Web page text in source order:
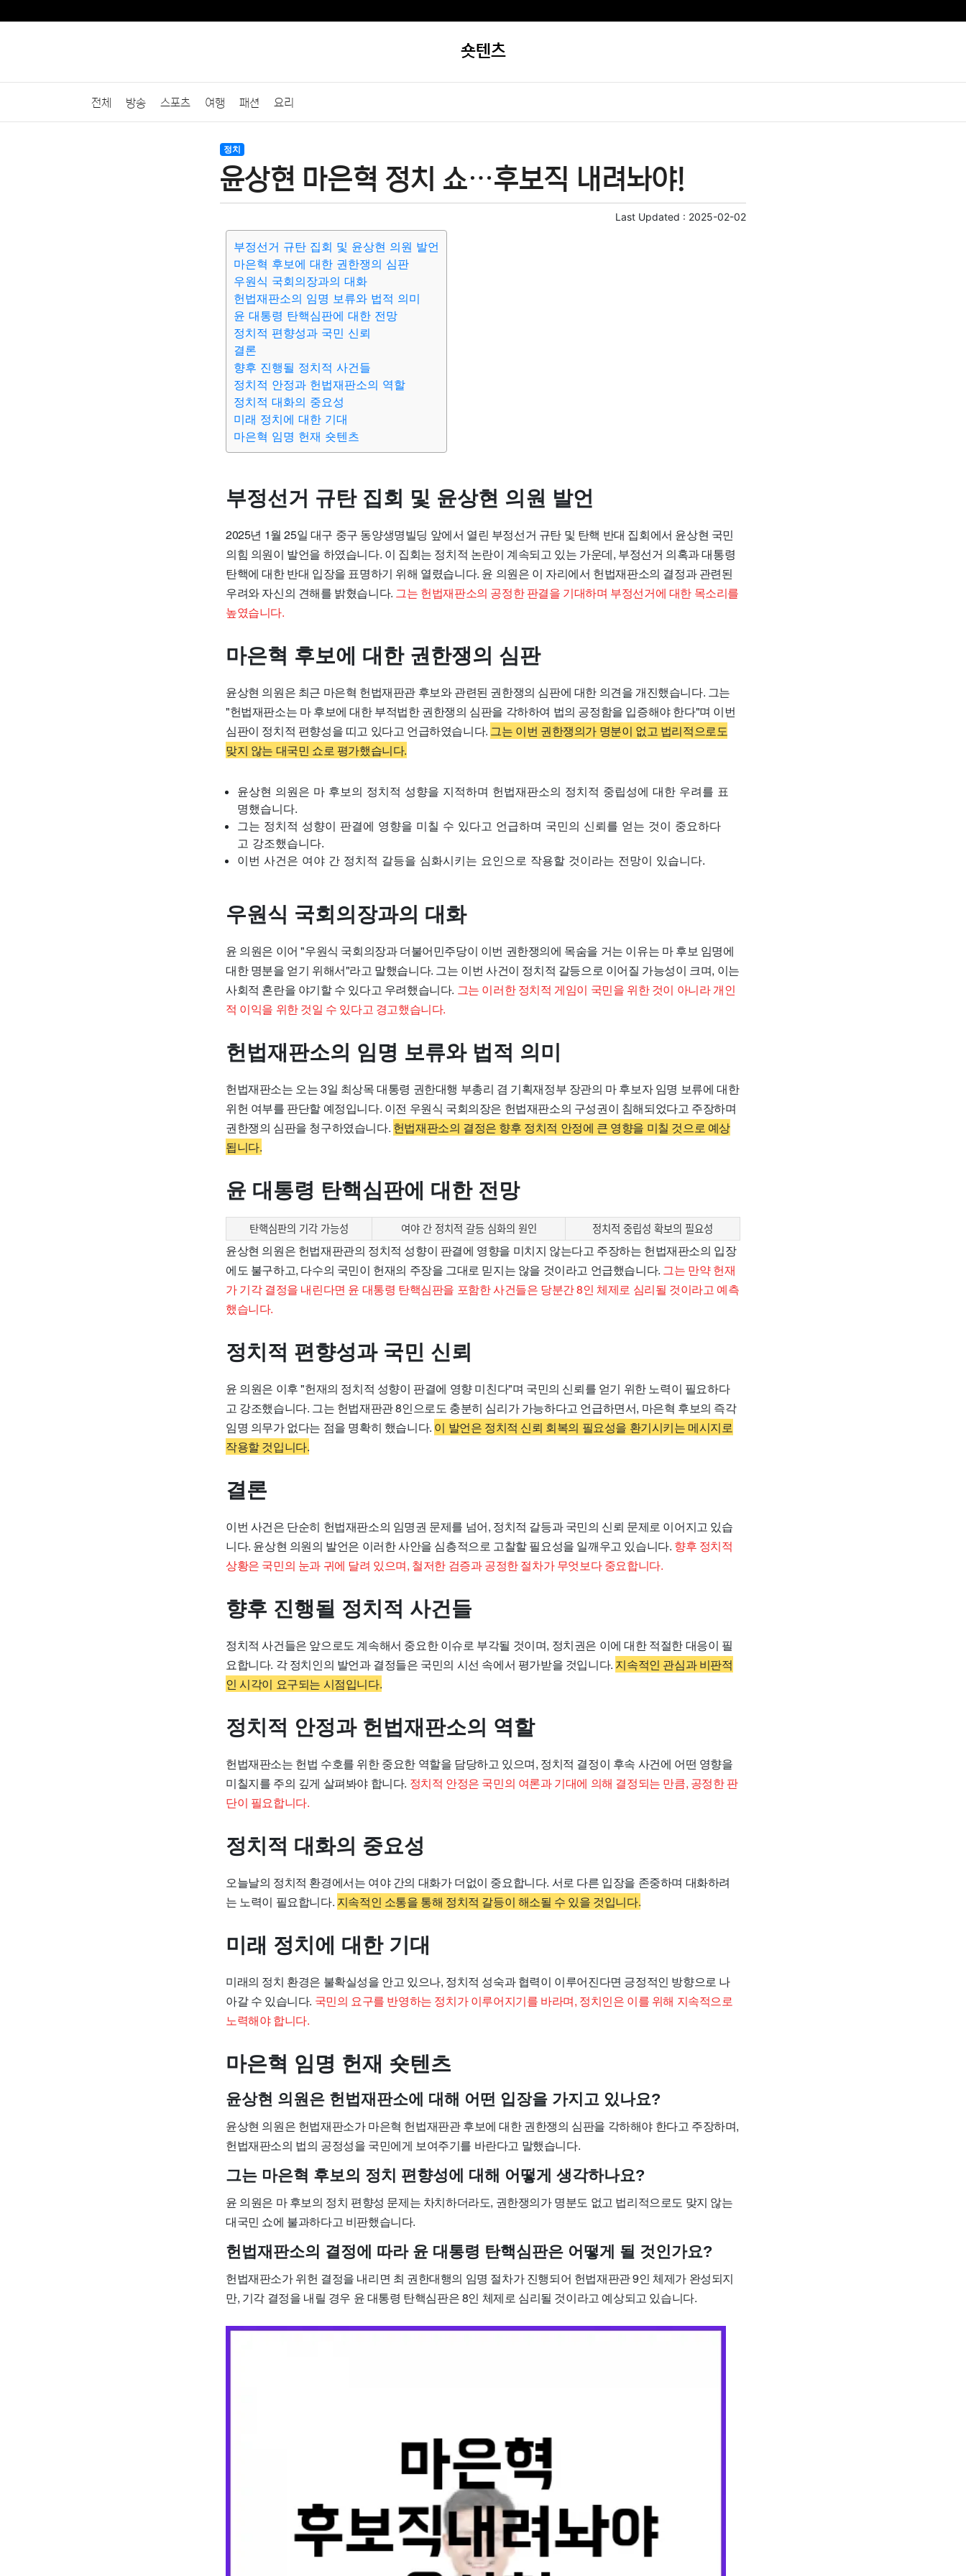
숏텐츠
전체 방송 스포츠 여행 패션 요리
정치
윤상현 마은혁 정치 쇼…후보직 내려놔야!
Last Updated : 2025-02-02
부정선거 규탄 집회 및 윤상현 의원 발언
마은혁 후보에 대한 권한쟁의 심판
우원식 국회의장과의 대화
헌법재판소의 임명 보류와 법적 의미
윤 대통령 탄핵심판에 대한 전망
정치적 편향성과 국민 신뢰
결론
향후 진행될 정치적 사건들
정치적 안정과 헌법재판소의 역할
정치적 대화의 중요성
미래 정치에 대한 기대
마은혁 임명 헌재 숏텐츠
부정선거 규탄 집회 및 윤상현 의원 발언
2025년 1월 25일 대구 중구 동양생명빌딩 앞에서 열린 부정선거 규탄 및 탄핵 반대 집회에서 윤상현 국민
의힘 의원이 발언을 하였습니다. 이 집회는 정치적 논란이 계속되고 있는 가운데, 부정선거 의혹과 대통령
탄핵에 대한 반대 입장을 표명하기 위해 열렸습니다. 윤 의원은 이 자리에서 헌법재판소의 결정과 관련된
우려와 자신의 견해를 밝혔습니다. 그는 헌법재판소의 공정한 판결을 기대하며 부정선거에 대한 목소리를
높였습니다.
마은혁 후보에 대한 권한쟁의 심판
윤상현 의원은 최근 마은혁 헌법재판관 후보와 관련된 권한쟁의 심판에 대한 의견을 개진했습니다. 그는
"헌법재판소는 마 후보에 대한 부적법한 권한쟁의 심판을 각하하여 법의 공정함을 입증해야 한다"며 이번
심판이 정치적 편향성을 띠고 있다고 언급하였습니다. 그는 이번 권한쟁의가 명분이 없고 법리적으로도
맞지 않는 대국민 쇼로 평가했습니다.
윤상현 의원은 마 후보의 정치적 성향을 지적하며 헌법재판소의 정치적 중립성에 대한 우려를 표
명했습니다.
그는 정치적 성향이 판결에 영향을 미칠 수 있다고 언급하며 국민의 신뢰를 얻는 것이 중요하다
고 강조했습니다.
이번 사건은 여야 간 정치적 갈등을 심화시키는 요인으로 작용할 것이라는 전망이 있습니다.
우원식 국회의장과의 대화
윤 의원은 이어 "우원식 국회의장과 더불어민주당이 이번 권한쟁의에 목숨을 거는 이유는 마 후보 임명에
대한 명분을 얻기 위해서"라고 말했습니다. 그는 이번 사건이 정치적 갈등으로 이어질 가능성이 크며, 이는
사회적 혼란을 야기할 수 있다고 우려했습니다. 그는 이러한 정치적 게임이 국민을 위한 것이 아니라 개인
적 이익을 위한 것일 수 있다고 경고했습니다.
헌법재판소의 임명 보류와 법적 의미
헌법재판소는 오는 3일 최상목 대통령 권한대행 부총리 겸 기획재정부 장관의 마 후보자 임명 보류에 대한
위헌 여부를 판단할 예정입니다. 이전 우원식 국회의장은 헌법재판소의 구성권이 침해되었다고 주장하며
권한쟁의 심판을 청구하였습니다. 헌법재판소의 결정은 향후 정치적 안정에 큰 영향을 미칠 것으로 예상
됩니다.
윤 대통령 탄핵심판에 대한 전망
탄핵심판의 기각 가능성 여야 간 정치적 갈등 심화의 원인 정치적 중립성 확보의 필요성
윤상현 의원은 헌법재판관의 정치적 성향이 판결에 영향을 미치지 않는다고 주장하는 헌법재판소의 입장
에도 불구하고, 다수의 국민이 헌재의 주장을 그대로 믿지는 않을 것이라고 언급했습니다. 그는 만약 헌재
가 기각 결정을 내린다면 윤 대통령 탄핵심판을 포함한 사건들은 당분간 8인 체제로 심리될 것이라고 예측
했습니다.
정치적 편향성과 국민 신뢰
윤 의원은 이후 "헌재의 정치적 성향이 판결에 영향 미친다"며 국민의 신뢰를 얻기 위한 노력이 필요하다
고 강조했습니다. 그는 헌법재판관 8인으로도 충분히 심리가 가능하다고 언급하면서, 마은혁 후보의 즉각
임명 의무가 없다는 점을 명확히 했습니다. 이 발언은 정치적 신뢰 회복의 필요성을 환기시키는 메시지로
작용할 것입니다.
결론
이번 사건은 단순히 헌법재판소의 임명권 문제를 넘어, 정치적 갈등과 국민의 신뢰 문제로 이어지고 있습
니다. 윤상현 의원의 발언은 이러한 사안을 심층적으로 고찰할 필요성을 일깨우고 있습니다. 향후 정치적
상황은 국민의 눈과 귀에 달려 있으며, 철저한 검증과 공정한 절차가 무엇보다 중요합니다.
향후 진행될 정치적 사건들
정치적 사건들은 앞으로도 계속해서 중요한 이슈로 부각될 것이며, 정치권은 이에 대한 적절한 대응이 필
요합니다. 각 정치인의 발언과 결정들은 국민의 시선 속에서 평가받을 것입니다. 지속적인 관심과 비판적
인 시각이 요구되는 시점입니다.
정치적 안정과 헌법재판소의 역할
헌법재판소는 헌법 수호를 위한 중요한 역할을 담당하고 있으며, 정치적 결정이 후속 사건에 어떤 영향을
미칠지를 주의 깊게 살펴봐야 합니다. 정치적 안정은 국민의 여론과 기대에 의해 결정되는 만큼, 공정한 판
단이 필요합니다.
정치적 대화의 중요성
오늘날의 정치적 환경에서는 여야 간의 대화가 더없이 중요합니다. 서로 다른 입장을 존중하며 대화하려
는 노력이 필요합니다. 지속적인 소통을 통해 정치적 갈등이 해소될 수 있을 것입니다.
미래 정치에 대한 기대
미래의 정치 환경은 불확실성을 안고 있으나, 정치적 성숙과 협력이 이루어진다면 긍정적인 방향으로 나
아갈 수 있습니다. 국민의 요구를 반영하는 정치가 이루어지기를 바라며, 정치인은 이를 위해 지속적으로
노력해야 합니다.
마은혁 임명 헌재 숏텐츠
윤상현 의원은 헌법재판소에 대해 어떤 입장을 가지고 있나요?
윤상현 의원은 헌법재판소가 마은혁 헌법재판관 후보에 대한 권한쟁의 심판을 각하해야 한다고 주장하며,
헌법재판소의 법의 공정성을 국민에게 보여주기를 바란다고 말했습니다.
그는 마은혁 후보의 정치 편향성에 대해 어떻게 생각하나요?
윤 의원은 마 후보의 정치 편향성 문제는 차치하더라도, 권한쟁의가 명분도 없고 법리적으로도 맞지 않는
대국민 쇼에 불과하다고 비판했습니다.
헌법재판소의 결정에 따라 윤 대통령 탄핵심판은 어떻게 될 것인가요?
헌법재판소가 위헌 결정을 내리면 최 권한대행의 임명 절차가 진행되어 헌법재판관 9인 체제가 완성되지
만, 기각 결정을 내릴 경우 윤 대통령 탄핵심판은 8인 체제로 심리될 것이라고 예상되고 있습니다.